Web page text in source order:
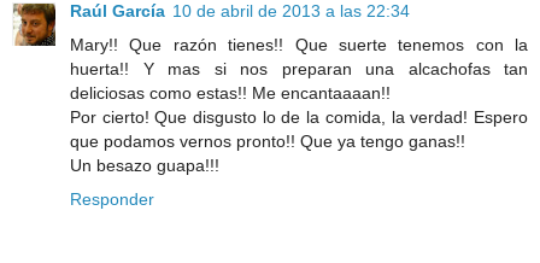
Raúl García 10 de abril de 2013 a las 22:34
Mary!! Que razón tienes!! Que suerte tenemos con la
huerta!! Y mas si nos preparan una alcachofas tan
deliciosas como estas!! Me encantaaaan!!
Por cierto! Que disgusto lo de la comida, la verdad! Espero
que podamos vernos pronto!! Que ya tengo ganas!!
Un besazo guapa!!!
Responder